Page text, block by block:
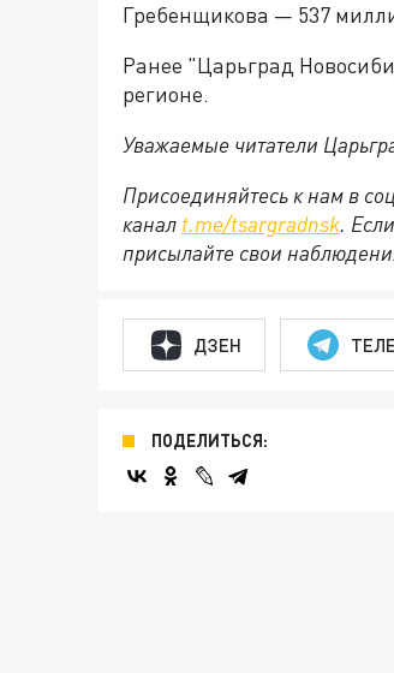
Гребенщикова — 537
Ранее "Царьград
регионе.
Уважаемые читатели
Присоединяйтесь к нам в
канал t.me/tsargradnsk.
присылайте свои
ДЗЕН
ПОДЕЛИТЬСЯ: